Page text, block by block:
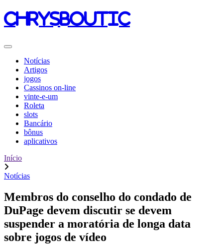
chrysboutic
Notícias
Artigos
jogos
Cassinos on-line
vinte-e-um
Roleta
slots
Bancário
bônus
aplicativos
Início
Notícias
Membros do conselho do condado de
DuPage devem discutir se devem
suspender a moratória de longa data
sobre jogos de vídeo